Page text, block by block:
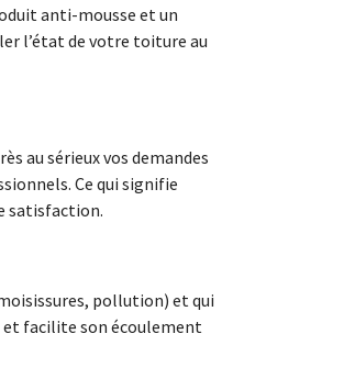
anti-mousse et un
l’état de votre toiture au
au sérieux vos demandes
Ce qui signifie
satisfaction.
pollution) et qui
et facilite son écoulement